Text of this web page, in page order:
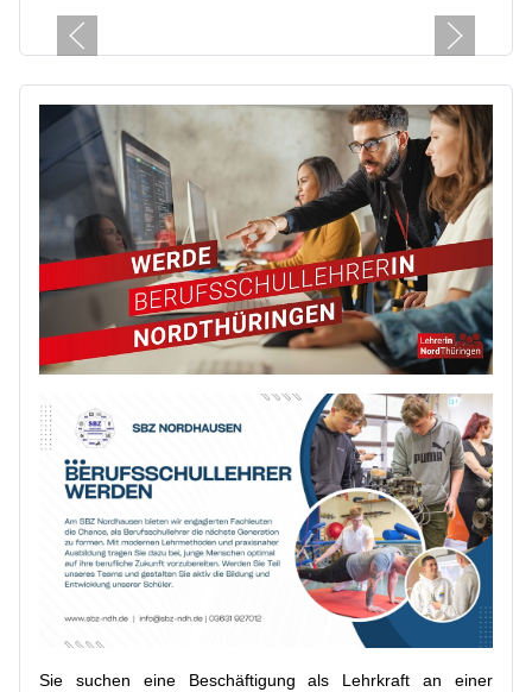
Sie suchen eine Beschäftigung als Lehrkraft an einer